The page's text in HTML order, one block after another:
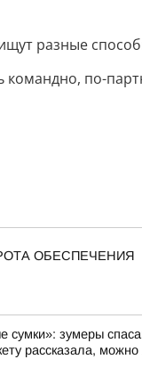
разные
по-
ОБЕСПЕЧЕНИЯ
сумки»: зумеры
рассказала, можно